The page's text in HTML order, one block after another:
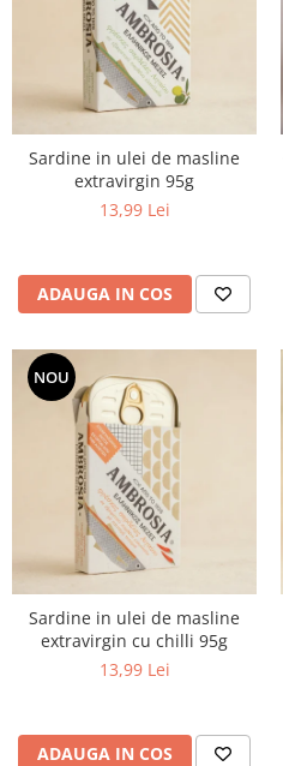
CREME ȘI PASTE TARTINABILE
CONDIMENTE
CEAIURI GRECEȘTI
CIOCOLATĂ ȘI CACAO
HEALTHY SNACKS
SUPERALIMENTE
PRODUSE ECO / ORGANICE
COSMETICE
REMEDII NATURISTE
TOATE PRODUSELE
Sardine in ulei de masline
extravirgin 95g
13,99 Lei
ADAUGA IN COS
NOU
Sardine in ulei de masline
extravirgin cu chilli 95g
13,99 Lei
ADAUGA IN COS